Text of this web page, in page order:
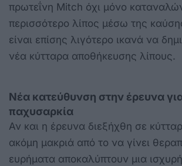
πρωτεΐνη Mitch όχι μόνο
περισσότερο λίπος μέσω της
είναι επίσης λιγότερο ικανά να
νέα κύτταρα αποθήκευσης λίπους.
Νέα κατεύθυνση στην έρευνα
παχυσαρκία
Αν και η έρευνα διεξήχθη σε
ακόμη μακριά από το να γίνει
ευρήματα αποκαλύπτουν μια